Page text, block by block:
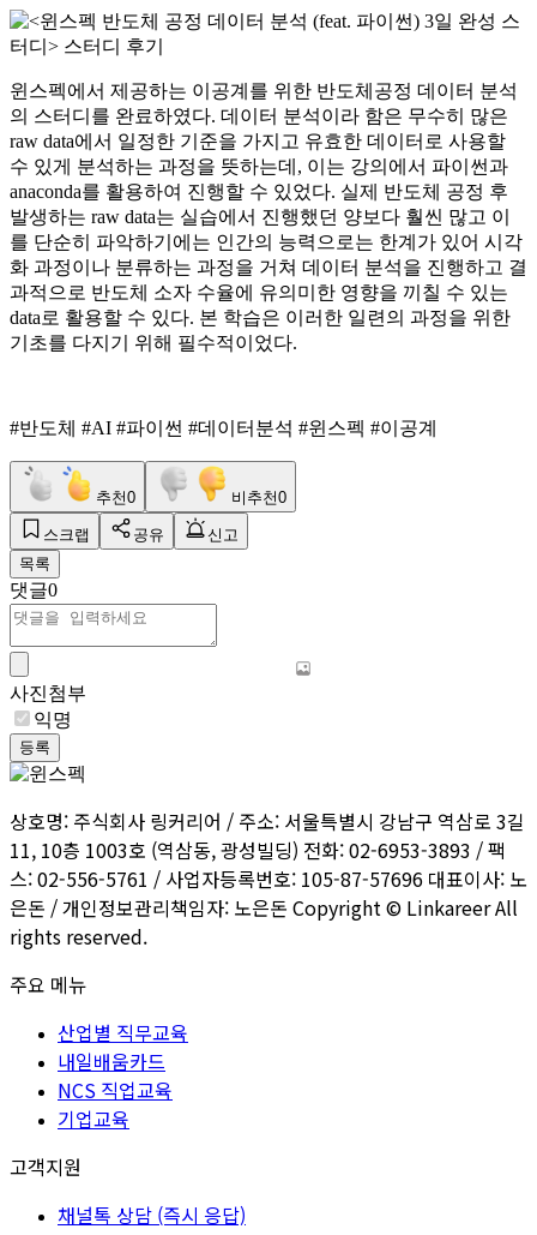
윈스펙에서 제공하는 이공계를 위한 반도체공정 데이터 분석
의 스터디를 완료하였다. 데이터 분석이라 함은 무수히 많은
raw data에서 일정한 기준을 가지고 유효한 데이터로 사용할
수 있게 분석하는 과정을 뜻하는데, 이는 강의에서 파이썬과
anaconda를 활용하여 진행할 수 있었다. 실제 반도체 공정 후
발생하는 raw data는 실습에서 진행했던 양보다 훨씬 많고 이
를 단순히 파악하기에는 인간의 능력으로는 한계가 있어 시각
화 과정이나 분류하는 과정을 거쳐 데이터 분석을 진행하고 결
과적으로 반도체 소자 수율에 유의미한 영향을 끼칠 수 있는
data로 활용할 수 있다. 본 학습은 이러한 일련의 과정을 위한
기초를 다지기 위해 필수적이었다.
#반도체 #AI #파이썬 #데이터분석 #윈스펙 #이공계
추천0 비추천0
스크랩 공유
신고
목록
댓글0
사진첨부
익명
등록
상호명: 주식회사 링커리어 / 주소: 서울특별시 강남구 역삼로 3길
11, 10층 1003호 (역삼동, 광성빌딩) 전화: 02-6953-3893 / 팩
스: 02-556-5761 / 사업자등록번호: 105-87-57696 대표이사: 노
은돈 / 개인정보관리책임자: 노은돈 Copyright © Linkareer All
rights reserved.
주요 메뉴
산업별 직무교육
내일배움카드
NCS 직업교육
기업교육
고객지원
채널톡 상담 (즉시 응답)